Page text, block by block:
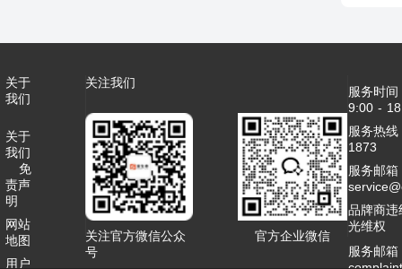
关于
我们
关于
我们
免
责声
明
网站
地图
用户
关注我们
关注官方微信公众
号
官方企业微信
服务时
9:00 -
服务热
1873
服务邮箱
品牌商违
光维权
服务邮箱